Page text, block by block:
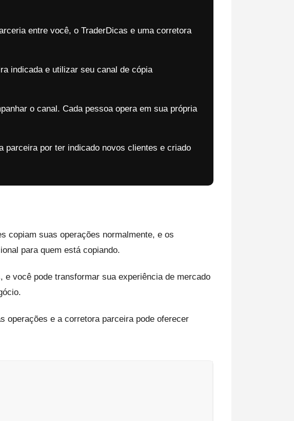
entre você, o TraderDicas e uma corretora
indicada e utilizar seu canal de cópia
o canal. Cada pessoa opera em sua própria
parceira por ter indicado novos clientes e criado
copiam suas operações normalmente, e os
para quem está copiando.
você pode transformar sua experiência de mercado
operações e a corretora parceira pode oferecer